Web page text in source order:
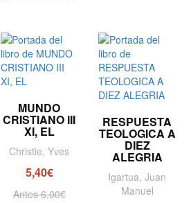
MUNDO
CRISTIANO III
XI, EL
Christie, Yves
5,40€
Antes 6,00€
RESPUESTA
TEOLOGICA A
DIEZ
ALEGRIA
Igartua, Juan
Manuel